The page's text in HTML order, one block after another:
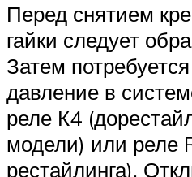
Перед снятием
гайки следует
Затем
давление в
реле К4
модели) или реле
рестайлинга).